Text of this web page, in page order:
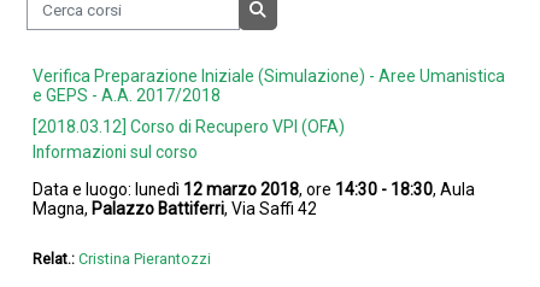
Istruzioni per docenti
Istruzioni per studenti
Contatti
Portale UniUrb
Cerca corsi
Verifica Preparazione Iniziale (Simulazione) - Aree Umanistica
e GEPS - A.A. 2017/2018
[2018.03.12] Corso di Recupero VPI (OFA)
Informazioni sul corso
Data e luogo: lunedì 12 marzo 2018, ore 14:30 - 18:30, Aula
Magna, Palazzo Battiferri, Via Saffi 42
Relat.:Cristina Pierantozzi